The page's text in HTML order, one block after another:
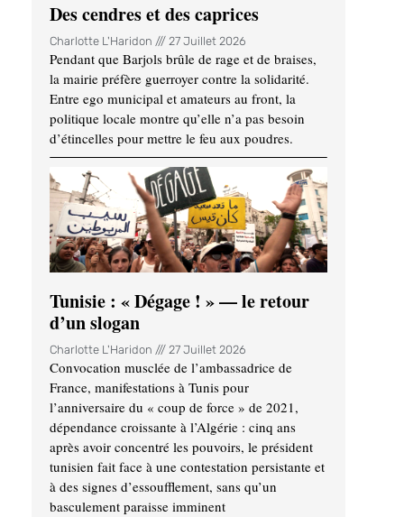
Des cendres et des caprices
Charlotte L'Haridon 27 Juillet 2026
Pendant que Barjols brûle de rage et de braises,
la mairie préfère guerroyer contre la solidarité.
Entre ego municipal et amateurs au front, la
politique locale montre qu’elle n’a pas besoin
d’étincelles pour mettre le feu aux poudres.
Tunisie : « Dégage ! » — le retour
d’un slogan
Charlotte L'Haridon 27 Juillet 2026
Convocation musclée de l’ambassadrice de
France, manifestations à Tunis pour
l’anniversaire du « coup de force » de 2021,
dépendance croissante à l’Algérie : cinq ans
après avoir concentré les pouvoirs, le président
tunisien fait face à une contestation persistante et
à des signes d’essoufflement, sans qu’un
basculement paraisse imminent